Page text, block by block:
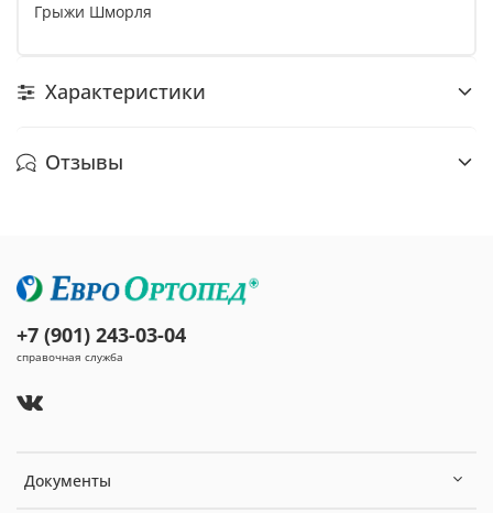
Грыжи Шморля
Характеристики
Отзывы
Документы
+7 (901) 243-03-04
справочная служба